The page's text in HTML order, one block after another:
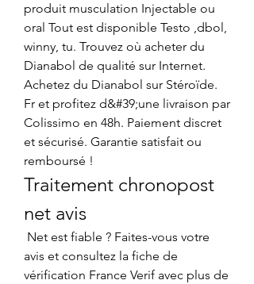
produit musculation Injectable ou
oral Tout est disponible Testo ,dbol,
winny, tu. Trouvez où acheter du
Dianabol de qualité sur Internet.
Achetez du Dianabol sur Stéroïde.
Fr et profitez d&#39;une livraison par
Colissimo en 48h. Paiement discret
et sécurisé. Garantie satisfait ou
remboursé !
Traitement chronopost
net avis
avis et consultez la fiche de
vérification France Verif avec plus de